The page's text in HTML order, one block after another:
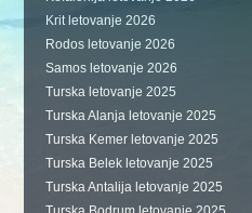
Krit letovanje 2026
Rodos letovanje 2026
Samos letovanje 2026
Turska letovanje 2025
Turska Alanja letovanje 2025
Turska Kemer letovanje 2025
Turska Belek letovanje 2025
Turska Antalija letovanje 2025